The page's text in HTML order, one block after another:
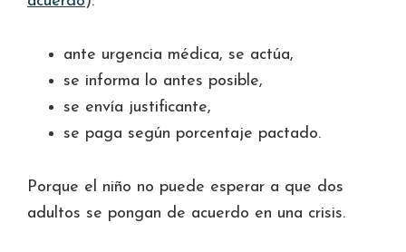
ante urgencia médica, se actúa,
se informa lo antes posible,
se envía justificante,
se paga según porcentaje pactado.
Porque el niño no puede esperar a que dos
adultos se pongan de acuerdo en una crisis.